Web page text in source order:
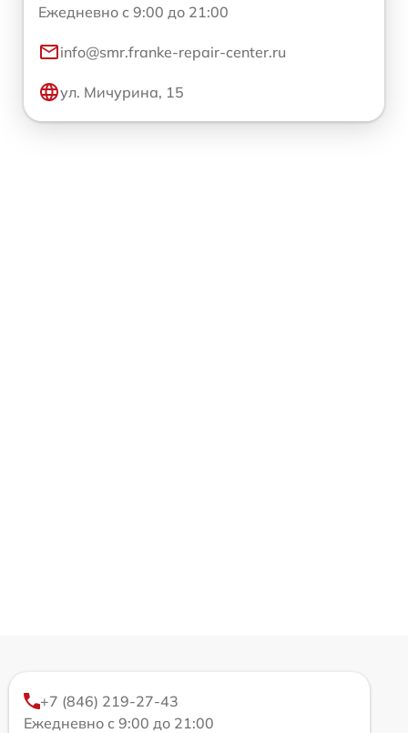
Ежедневно с 9:00 до 21:00
info@smr.franke-repair-center.ru
ул. Мичурина, 15
+7 (846) 219-27-43
Ежедневно с 9:00 до 21:00